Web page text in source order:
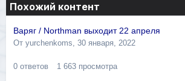
Похожий контент
Варяг / Northman выходит 22 апреля
От yurchenkoms, 30 января, 2022
0 ответов 1 663 просмотра